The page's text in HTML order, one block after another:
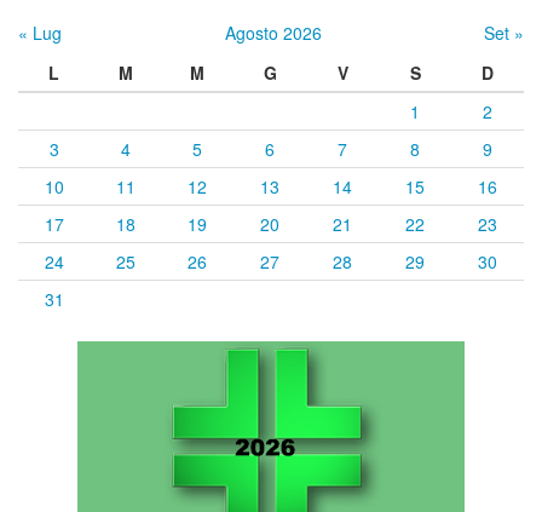
« Lug Agosto 2026
Set »
L
M M G V S
D
1
2
3
4 5 6 7 8
9
10
11 12 13 14 15
16
17
18 19 20 21 22
23
24
25 26 27 28 29
30
31